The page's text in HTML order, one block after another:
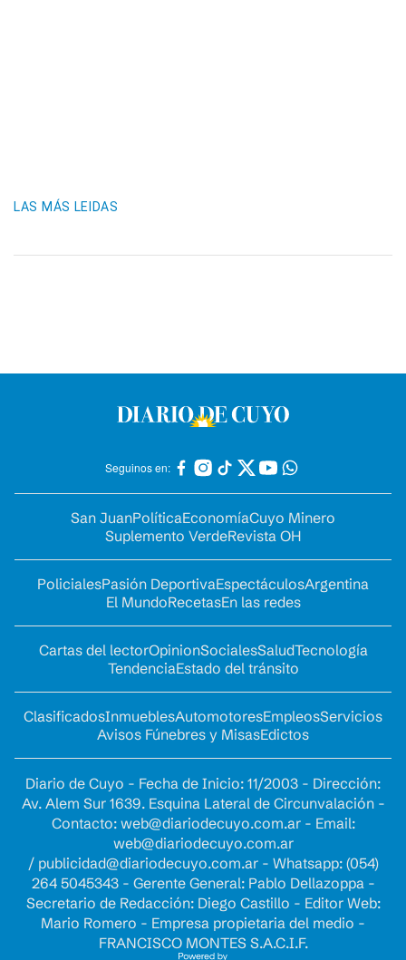
LAS MÁS LEIDAS
Seguinos en:
San JuanPolíticaEconomíaCuyo Minero
Suplemento VerdeRevista OH
PolicialesPasión DeportivaEspectáculosArgentina
El MundoRecetasEn las redes
Cartas del lectorOpinionSocialesSaludTecnología
TendenciaEstado del tránsito
ClasificadosInmueblesAutomotoresEmpleosServicios
Avisos Fúnebres y MisasEdictos
Diario de Cuyo - Fecha de Inicio: 11/2003 - Dirección:
Av. Alem Sur 1639. Esquina Lateral de Circunvalación -
Contacto: web@diariodecuyo.com.ar- Email:
web@diariodecuyo.com.ar
/ publicidad@diariodecuyo.com.ar- Whatsapp: (054)
264 5045343 - Gerente General: Pablo Dellazoppa -
Secretario de Redacción: Diego Castillo - Editor Web:
Mario Romero - Empresa propietaria del medio -
FRANCISCO MONTES S.A.C.I.F.